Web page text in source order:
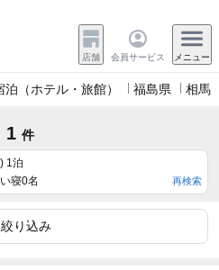
店舗 会員サービス メニュー
泊（ホテル・旅館） 福島県 相馬
1 件
1泊
寝0名
再検索
絞り込み